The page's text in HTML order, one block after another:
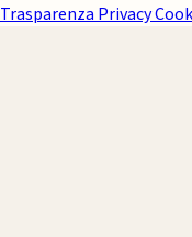
Trasparenza Privacy